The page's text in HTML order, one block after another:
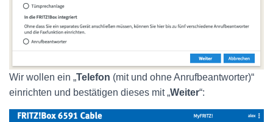
Wir wollen ein „Telefon (mit und ohne Anrufbeantworter)“
einrichten und bestätigen dieses mit „Weiter“: